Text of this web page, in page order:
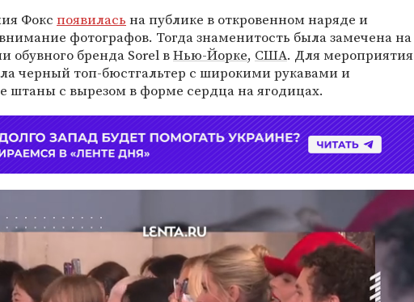
Фокс появилась на публике в откровенном наряде и
фотографов. Тогда знаменитость была замечена на
обувного бренда Sorel вНью-Йорке, США. Для мероприятия
черный топ-бюстгальтер с широкими рукавами и
штаны с вырезом в форме сердца на ягодицах.